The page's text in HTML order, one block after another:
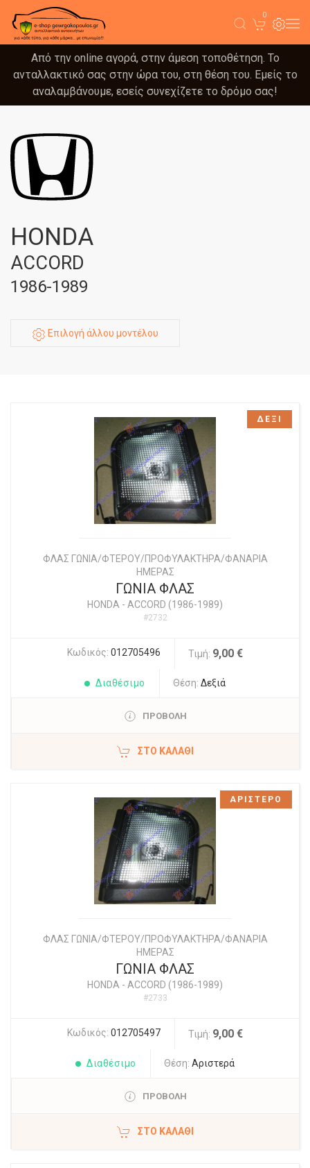
0
Από την online αγορά, στην άμεση τοποθέτηση. Το
ανταλλακτικό σας στην ώρα του, στη θέση του. Εμείς το
αναλαμβάνουμε, εσείς συνεχίζετε το δρόμο σας!
HONDA
ACCORD
1986-1989
Επιλογή άλλου μοντέλου
ΦΛΑΣ ΓΩΝΙΑ/ΦΤΕΡΟΥ/ΠΡΟΦΥΛΑΚΤΗΡΑ/ΦΑΝΑΡΙΑ
ΗΜΕΡΑΣ
ΓΩΝΙΑ ΦΛΑΣ
HONDA - ACCORD (1986-1989)
#2732
Κωδικός: 012705496 Τιμή: 9,00 €
Διαθέσιμο Θέση: Δεξιά
ΠΡΟΒΟΛΗ
ΣΤΟ ΚΑΛΆΘΙ
ΔΕΞΙ
ΦΛΑΣ ΓΩΝΙΑ/ΦΤΕΡΟΥ/ΠΡΟΦΥΛΑΚΤΗΡΑ/ΦΑΝΑΡΙΑ
ΗΜΕΡΑΣ
ΓΩΝΙΑ ΦΛΑΣ
HONDA - ACCORD (1986-1989)
#2733
Κωδικός: 012705497 Τιμή: 9,00 €
Διαθέσιμο Θέση: Αριστερά
ΠΡΟΒΟΛΗ
ΣΤΟ ΚΑΛΆΘΙ
ΑΡΙΣΤΕΡΟ